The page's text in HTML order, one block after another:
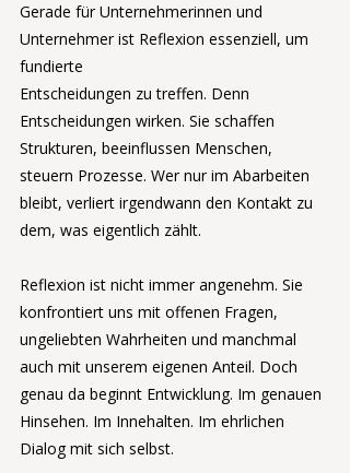
Gerade für Unternehmerinnen und
Unternehmer ist Reflexion essenziell, um
fundierte
Entscheidungen zu treffen. Denn
Entscheidungen wirken. Sie schaffen
Strukturen, beeinflussen Menschen,
steuern Prozesse. Wer nur im Abarbeiten
bleibt, verliert irgendwann den Kontakt zu
dem, was eigentlich zählt.
Reflexion ist nicht immer angenehm. Sie
konfrontiert uns mit offenen Fragen,
ungeliebten Wahrheiten und manchmal
auch mit unserem eigenen Anteil. Doch
genau da beginnt Entwicklung. Im genauen
Hinsehen. Im Innehalten. Im ehrlichen
Dialog mit sich selbst.